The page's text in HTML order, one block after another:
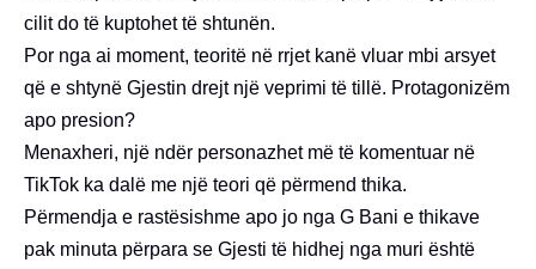
cilit do të kuptohet të shtunën.
Por nga ai moment, teoritë në rrjet kanë vluar mbi arsyet
që e shtynë Gjestin drejt një veprimi të tillë. Protagonizëm
apo presion?
Menaxheri, një ndër personazhet më të komentuar në
TikTok ka dalë me një teori që përmend thika.
Përmendja e rastësishme apo jo nga G Bani e thikave
pak minuta përpara se Gjesti të hidhej nga muri është